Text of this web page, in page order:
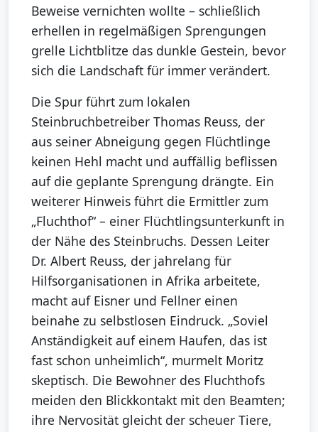
Beweise vernichten wollte – schließlich
erhellen in regelmäßigen Sprengungen
grelle Lichtblitze das dunkle Gestein, bevor
sich die Landschaft für immer verändert.
Die Spur führt zum lokalen
Steinbruchbetreiber Thomas Reuss, der
aus seiner Abneigung gegen Flüchtlinge
keinen Hehl macht und auffällig beflissen
auf die geplante Sprengung drängte. Ein
weiterer Hinweis führt die Ermittler zum
„Fluchthof“ – einer Flüchtlingsunterkunft in
der Nähe des Steinbruchs. Dessen Leiter
Dr. Albert Reuss, der jahrelang für
Hilfsorganisationen in Afrika arbeitete,
macht auf Eisner und Fellner einen
beinahe zu selbstlosen Eindruck. „Soviel
Anständigkeit auf einem Haufen, das ist
fast schon unheimlich“, murmelt Moritz
skeptisch. Die Bewohner des Fluchthofs
meiden den Blickkontakt mit den Beamten;
ihre Nervosität gleicht der scheuer Tiere,